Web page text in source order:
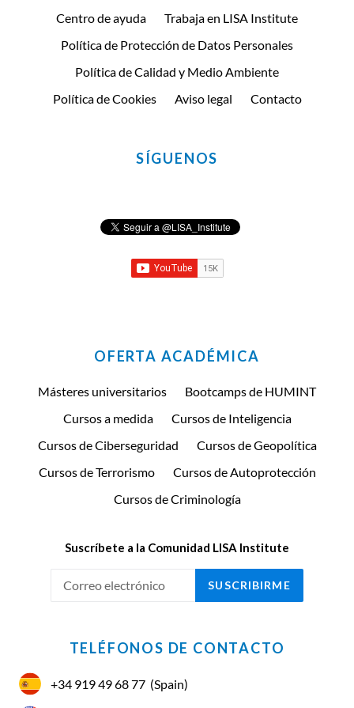
Centro de ayuda
Trabaja en LISA Institute
Política de Protección de Datos Personales
Política de Calidad y Medio Ambiente
Política de Cookies
Aviso legal Contacto
SÍGUENOS
OFERTA ACADÉMICA
Másteres universitarios
Bootcamps de HUMINT
Cursos a medida
Cursos de Inteligencia
Cursos de Ciberseguridad
Cursos de Geopolítica
Cursos de Terrorismo
Cursos de Autoprotección
Cursos de Criminología
Suscríbete a la Comunidad LISA Institute
SUSCRIBIRME
TELÉFONOS DE CONTACTO
+34 919 49 68 77 (Spain)